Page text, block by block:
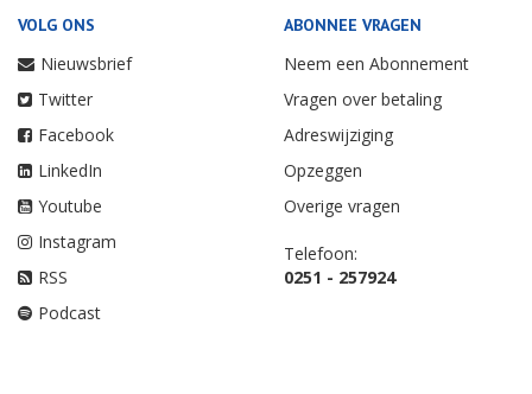
VOLG ONS
Nieuwsbrief
Twitter
Facebook
LinkedIn
Youtube
Instagram
RSS
Podcast
ABONNEE VRAGEN
Neem een Abonnement
Vragen over betaling
Adreswijziging
Opzeggen
Overige vragen
Telefoon:
0251 - 257924